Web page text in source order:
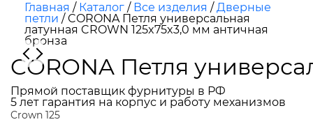
Главная / Каталог / Все изделия /Дверные
петли /CORONA Петля универсальная
латунная CROWN 125x75x3,0 мм античная
бронза
CORONA Петля
Прямой поставщик фурнитуры в РФ
5 лет гарантия на корпус и работу механизмов
Crown 125